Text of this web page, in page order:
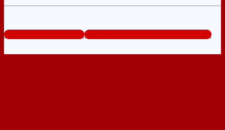
www.sieuthicuanhua.net Tổng đài tư vấn miễn phí: 0824.400.400